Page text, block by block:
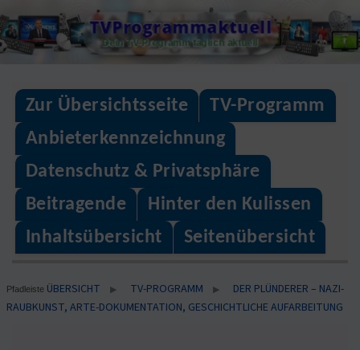
Skip
to
TVProgrammaktuell
Dein TV-Programm täglich aktuell
Zur Übersichtsseite
TV-Programm
Anbieterkennzeichnung
Datenschutz & Privatsphäre
Beitragende
Hinter den Kulissen
Inhaltsübersicht
Seitenübersicht
Pfadleiste ÜBERSICHT ▶ TV-PROGRAMM ▶
DER PLÜNDERER – NAZI-
RAUBKUNST, ARTE-DOKUMENTATION, GESCHICHTLICHE AUFARBEITUNG